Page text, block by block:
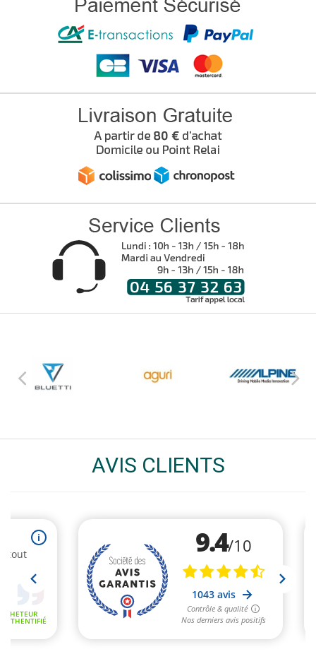
AVIS CLIENTS